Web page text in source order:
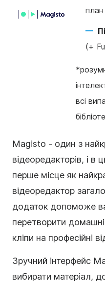
план
(+
*
всі
Magisto - один з
відеоредакторів, і в
перше місце як
відеоредактор
додаток допоможе
перетворити домашні
кліпи на професійні
Зручний інтерфейс
вибирати матеріал,